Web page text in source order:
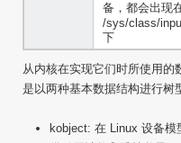
备，都会出现
/sys/class/
下
从内核在实现它们时所使用的
是以两种基本数据结构进行树
kobject: 在 Linux 设备模